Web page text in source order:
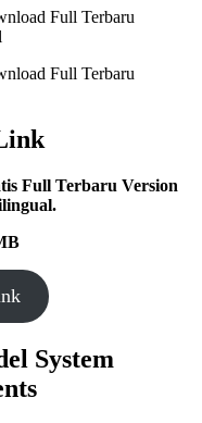
Full Terbaru Version
System